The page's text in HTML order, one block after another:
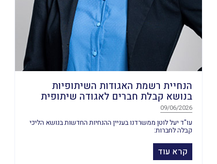
הנחיית רשמת האגודות השיתופיות
בנושא קבלת חברים לאגודה שיתופית
09/06/2026
עו"ד יעל לוטן ממשרדנו בעניין ההנחיות החדשות בנושא הליכי
קבלה לחברות:
קרא עוד